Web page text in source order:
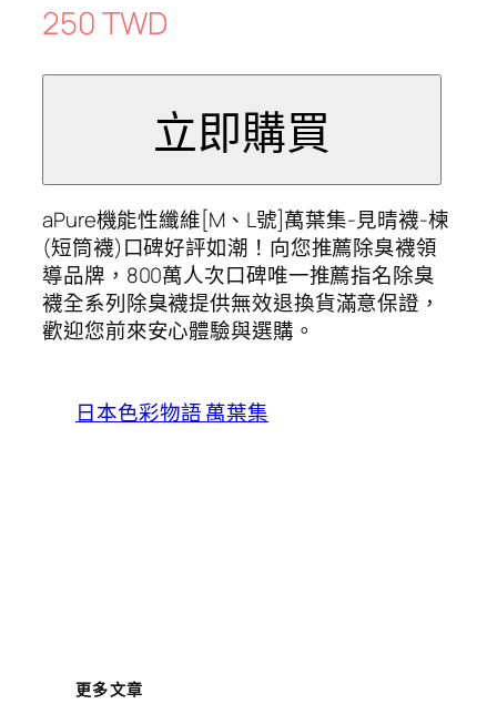
250 TWD
aPure機能性纖維[M、L號]萬葉集-見晴襪-楝
(短筒襪)口碑好評如潮！向您推薦除臭襪領
導品牌，800萬人次口碑唯一推薦指名除臭
襪全系列除臭襪提供無效退換貨滿意保證，
歡迎您前來安心體驗與選購。
日本色彩物語 萬葉集
更多文章